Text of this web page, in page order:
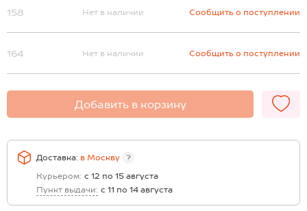
158 Нет в наличии Сообщить о поступлении
164 Нет в наличии Сообщить о поступлении
Добавить в корзину
Доставка: в Москву
?
Курьером: с 12 по 15 августа
Пункт выдачи: с 11 по 14 августа